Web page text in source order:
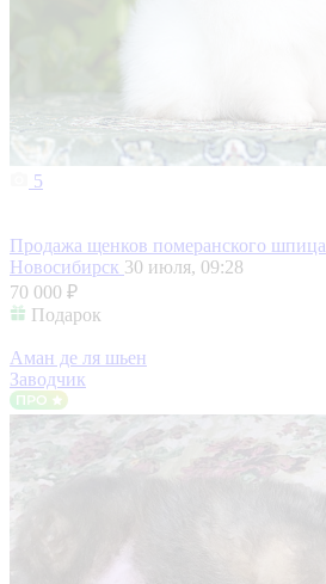
5
Продажа щенков померанского шпица
Новосибирск 30 июля, 09:28
70 000 ₽
Подарок
Аман де ля шьен
Заводчик